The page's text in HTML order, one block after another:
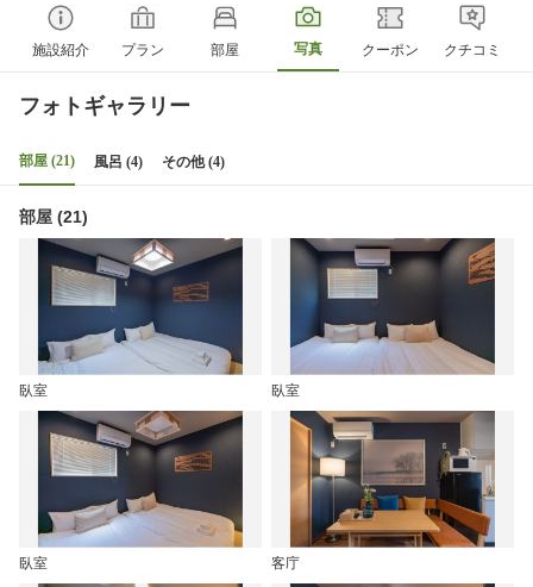
施設紹介 プラン 部屋 写真 クーポン クチコミ
フォトギャラリー
部屋 (21) 風呂 (4) その他 (4)
部屋 (21)
臥室 臥室
臥室 客庁